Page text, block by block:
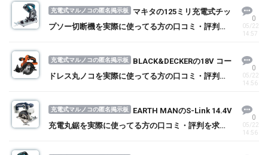
充電式マルノコの匿名掲示板
マキタの125ミリ充電式チッ
プソー切断機を実際に使ってる方の口コミ・評判を
0
05/22
14:57
充電式マルノコの匿名掲示板
BLACK&DECKERの18V コー
ドレス丸ノコを実際に使ってる方の口コミ・評判を
0
05/22
14:56
充電式マルノコの匿名掲示板
EARTH MANのS-Link 14.4V
充電丸鋸を実際に使ってる方の口コミ・評判を求
0
05/22
14:56